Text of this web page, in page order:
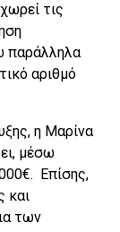
τις
παράλληλα
αριθμό
η Μαρίνα
μέσω
Επίσης,
και
των